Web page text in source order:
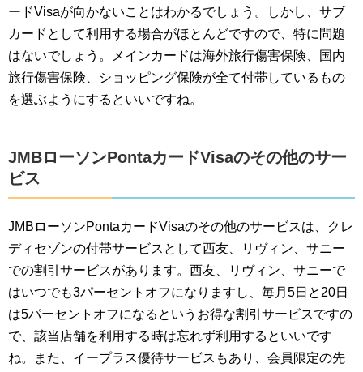
ードVisaが向かないことはわかるでしょう。しかし、サブ
カードとして利用する場合がほとんどですので、特に問題
はないでしょう。メインカードは海外旅行傷害保険、国内
旅行傷害保険、ショッピング保険が全て付帯しているもの
を選ぶようにするといいですね。
JMBローソンPontaカードVisaのその他のサー
ビス
JMBローソンPontaカードVisaのその他のサービスは、クレ
ディセゾンの付帯サービスとして西友、リヴィン、サニー
での割引サービスがあります。西友、リヴィン、サニーで
はいつでも3パーセントオフになりますし、毎月5日と20日
は5パーセントオフになるというお得な割引サービスですの
で、該当店舗を利用する時は忘れず利用するといいです
ね。また、イープラス優待サービスもあり、会員限定の先